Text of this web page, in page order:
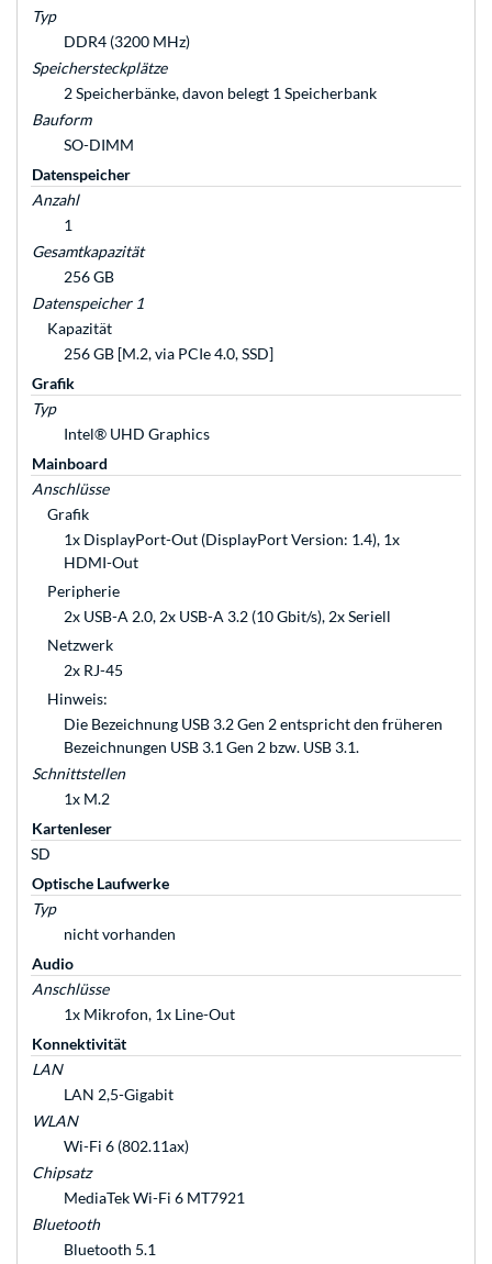
Typ
DDR4 (3200 MHz)
Speichersteckplätze
2 Speicherbänke, davon belegt 1 Speicherbank
Bauform
SO-DIMM
Datenspeicher
Anzahl
1
Gesamtkapazität
256 GB
Datenspeicher 1
Kapazität
256 GB [M.2, via PCIe 4.0, SSD]
Grafik
Typ
Intel® UHD Graphics
Mainboard
Anschlüsse
Grafik
1x DisplayPort-Out (DisplayPort Version: 1.4), 1x
HDMI-Out
Peripherie
2x USB-A 2.0, 2x USB-A 3.2 (10 Gbit/s), 2x Seriell
Netzwerk
2x RJ-45
Hinweis:
Die Bezeichnung USB 3.2 Gen 2 entspricht den früheren
Bezeichnungen USB 3.1 Gen 2 bzw. USB 3.1.
Schnittstellen
1x M.2
Kartenleser
SD
Optische Laufwerke
Typ
nicht vorhanden
Audio
Anschlüsse
1x Mikrofon, 1x Line-Out
Konnektivität
LAN
LAN 2,5-Gigabit
WLAN
Wi-Fi 6 (802.11ax)
Chipsatz
MediaTek Wi-Fi 6 MT7921
Bluetooth
Bluetooth 5.1